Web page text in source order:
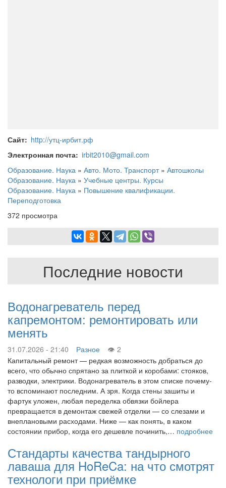
Сайт
http://утц-ирбит.рф
Электронная почта irbit2010@gmail.com
Образование. Наука » Авто. Мото. Транспорт» Автошколы
Образование. Наука » Учебные центры. Курсы
Образование. Наука » Повышение квалификации.
Переподготовка
372 просмотра
Последние новости
Водонагреватель перед
капремонтом: ремонтировать или
менять
31.07.2026 - 21:40 Разное
2
Капитальный ремонт — редкая возможность добраться до
всего, что обычно спрятано за плиткой и коробами: стояков,
разводки, электрики. Водонагреватель в этом списке почему-
то вспоминают последним. А зря. Когда стены зашиты и
фартук уложен, любая переделка обвязки бойлера
превращается в демонтаж свежей отделки — со слезами и
внеплановыми расходами. Ниже — как понять, в каком
состоянии прибор, когда его дешевле починить,… подробнее
Стандарты качества тандырного
лаваша для HoReCa: на что смотрят
технологи при приёмке